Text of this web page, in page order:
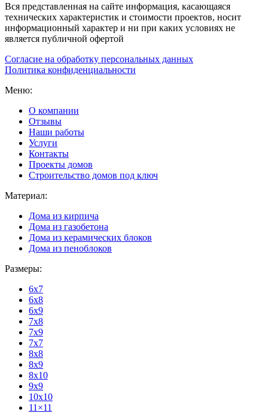
Вся представленная на сайте информация, касающаяся
технических характеристик и стоимости проектов, носит
информационный характер и ни при каких условиях не
является публичной офертой
Согласие на обработку персональных данных
Политика конфиденциальности
Меню:
О компании
Отзывы
Наши работы
Услуги
Контакты
Проекты домов
Строительство домов под ключ
Материал:
Дома из кирпича
Дома из газобетона
Дома из керамических блоков
Дома из пеноблоков
Размеры:
6x7
6x8
6x9
7x8
7x9
7x7
8x8
8x9
8x10
9x9
10x10
11×11